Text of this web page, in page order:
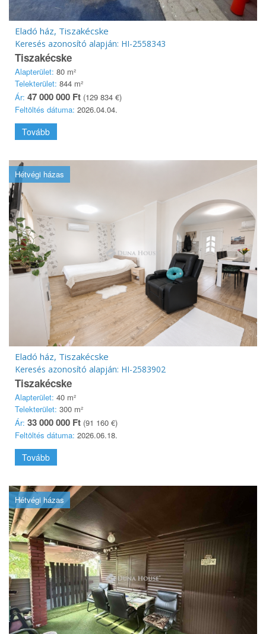
Eladó ház, Tiszakécske
Keresés azonosító alapján: HI-2558343
Tiszakécske
Alapterület: 80 m²
Telekterület: 844 m²
Ár: 47 000 000 Ft (129 834 €)
Feltöltés dátuma: 2026.04.04.
Tovább
Hétvégi házas
Eladó ház, Tiszakécske
Keresés azonosító alapján: HI-2583902
Tiszakécske
Alapterület: 40 m²
Telekterület: 300 m²
Ár: 33 000 000 Ft (91 160 €)
Feltöltés dátuma: 2026.06.18.
Tovább
Hétvégi házas